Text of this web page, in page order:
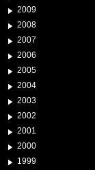
2009
2008
2007
2006
2005
2004
2003
2002
2001
2000
1999